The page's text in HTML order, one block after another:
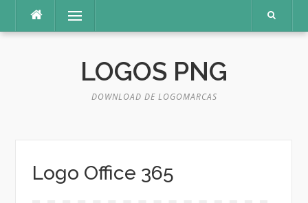
o
Menu
LOGOS PNG
DOWNLOAD DE LOGOMARCAS
Logo Office 365